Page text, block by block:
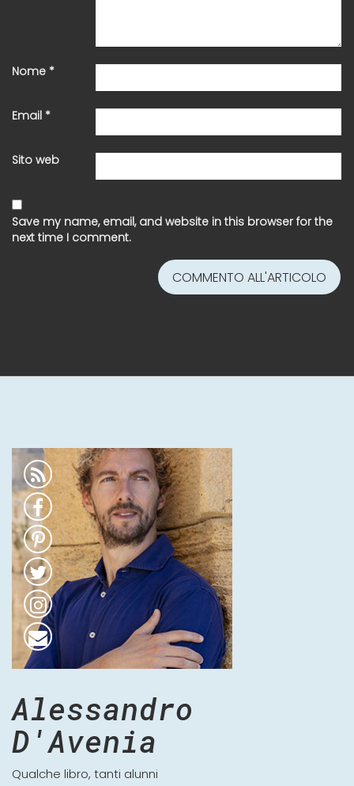
Nome *
Email *
Sito web
Save my name, email, and website in this browser for the
next time I comment.
Alessandro
D'Avenia
Qualche libro, tanti alunni